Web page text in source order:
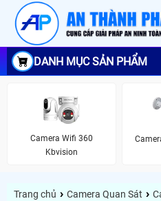
DANH MỤC SẢN PHẨM
Camera Wifi 360
Kbvision
Trang chủ › Camera Quan Sát ›